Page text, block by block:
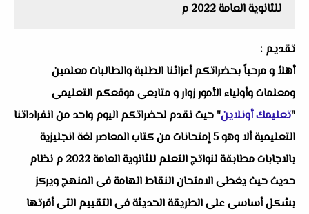
للثانوية العامة 2022 م
تقديم :
أهلاُ و مرحباً بحضراتكم أعزائنا الطلبة والطالبات معلمين
ومعلمات وأولياء الأمور زوار و متابعى موقعكم التعليمى
"تعليمك أونلاين" حيث نقدم لحضراتكم اليوم واحد من انفراداتنا
التعليمية ألا وهو 5 إمتحانات من كتاب المعاصر لغة انجليزية
بالاجابات مطابقة لنواتج التعلم للثانوية العامة 2022 م نظام
حديث حيث يغطى الامتحان النقاط الهامة فى المنهج ويركز
بشكل أساسى على الطريقة الحديثة فى التقييم التى أقرتها